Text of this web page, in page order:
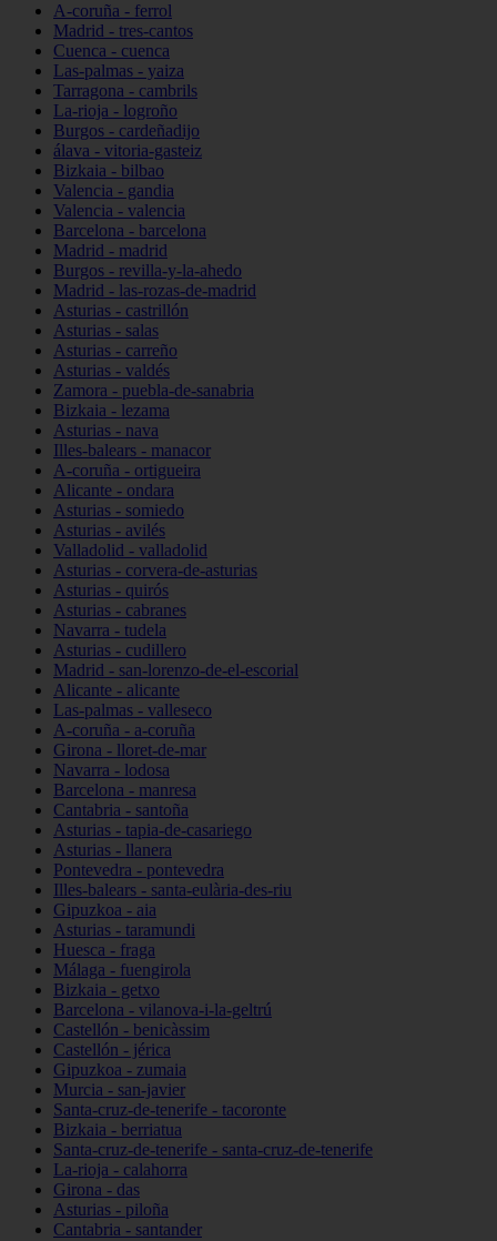
A-coruña - ferrol
Madrid - tres-cantos
Cuenca - cuenca
Las-palmas - yaiza
Tarragona - cambrils
La-rioja - logroño
Burgos - cardeñadijo
álava - vitoria-gasteiz
Bizkaia - bilbao
Valencia - gandia
Valencia - valencia
Barcelona - barcelona
Madrid - madrid
Burgos - revilla-y-la-ahedo
Madrid - las-rozas-de-madrid
Asturias - castrillón
Asturias - salas
Asturias - carreño
Asturias - valdés
Zamora - puebla-de-sanabria
Bizkaia - lezama
Asturias - nava
Illes-balears - manacor
A-coruña - ortigueira
Alicante - ondara
Asturias - somiedo
Asturias - avilés
Valladolid - valladolid
Asturias - corvera-de-asturias
Asturias - quirós
Asturias - cabranes
Navarra - tudela
Asturias - cudillero
Madrid - san-lorenzo-de-el-escorial
Alicante - alicante
Las-palmas - valleseco
A-coruña - a-coruña
Girona - lloret-de-mar
Navarra - lodosa
Barcelona - manresa
Cantabria - santoña
Asturias - tapia-de-casariego
Asturias - llanera
Pontevedra - pontevedra
Illes-balears - santa-eulària-des-riu
Gipuzkoa - aia
Asturias - taramundi
Huesca - fraga
Málaga - fuengirola
Bizkaia - getxo
Barcelona - vilanova-i-la-geltrú
Castellón - benicàssim
Castellón - jérica
Gipuzkoa - zumaia
Murcia - san-javier
Santa-cruz-de-tenerife - tacoronte
Bizkaia - berriatua
Santa-cruz-de-tenerife - santa-cruz-de-tenerife
La-rioja - calahorra
Girona - das
Asturias - piloña
Cantabria - santander